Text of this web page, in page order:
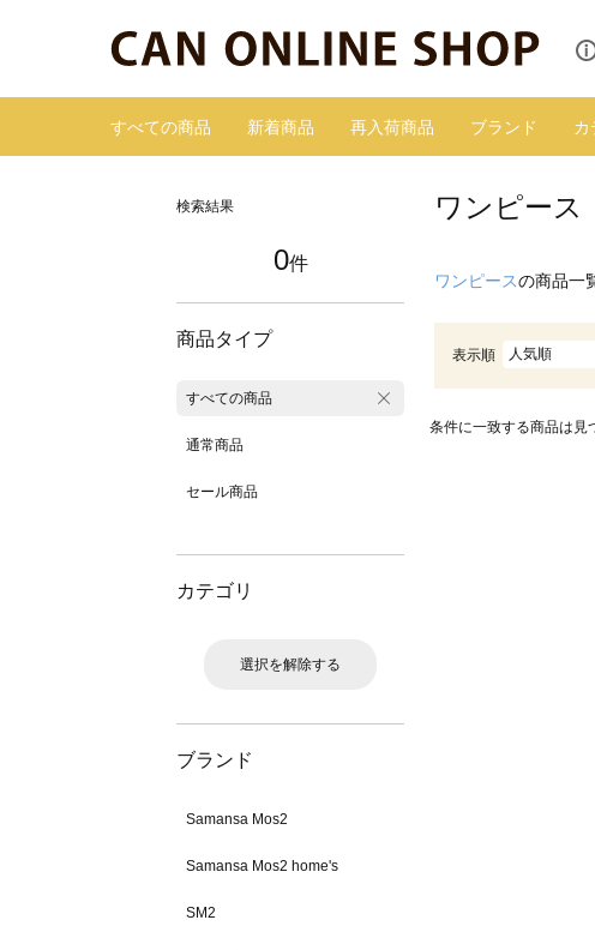
すべての商品 新着商品 再入荷商品 ブランド カ
検索結果
0件
商品タイプ
すべての商品
通常商品
セール商品
カテゴリ
選択を解除する
ブランド
Samansa Mos2
Samansa Mos2 home's
SM2
ワンピース
ワンピースの商品一
表示順 人気順
条件に一致する商品は見